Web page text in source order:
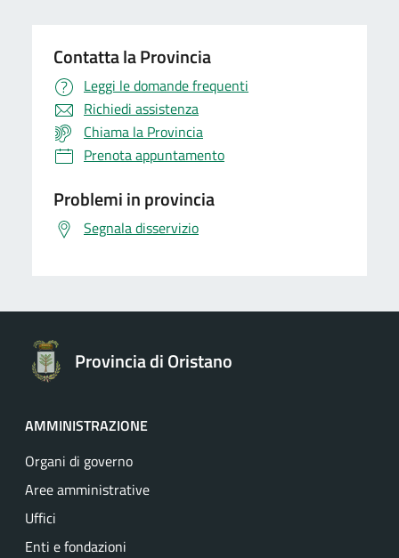
Contatta la Provincia
Leggi le domande frequenti
Richiedi assistenza
Chiama la Provincia
Prenota appuntamento
Problemi in provincia
Segnala disservizio
Provincia di Oristano
AMMINISTRAZIONE
Organi di governo
Aree amministrative
Uffici
Enti e fondazioni